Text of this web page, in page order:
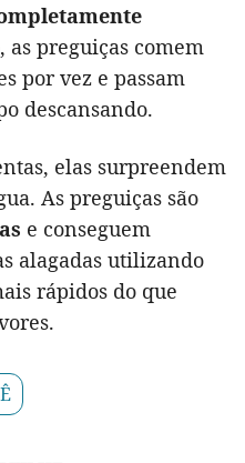
as preguiças comem
por vez e passam
descansando.
elas surpreendem
As preguiças são
e conseguem
alagadas utilizando
rápidos do que